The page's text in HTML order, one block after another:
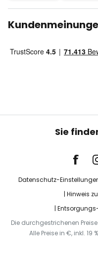
Sie
Datenschutz-
Hinweis
Die durchgestrichenen
Alle Preise in €, inkl. 19